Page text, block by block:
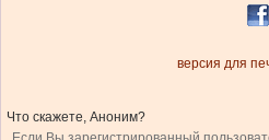
версия для
Что скажете, Аноним?